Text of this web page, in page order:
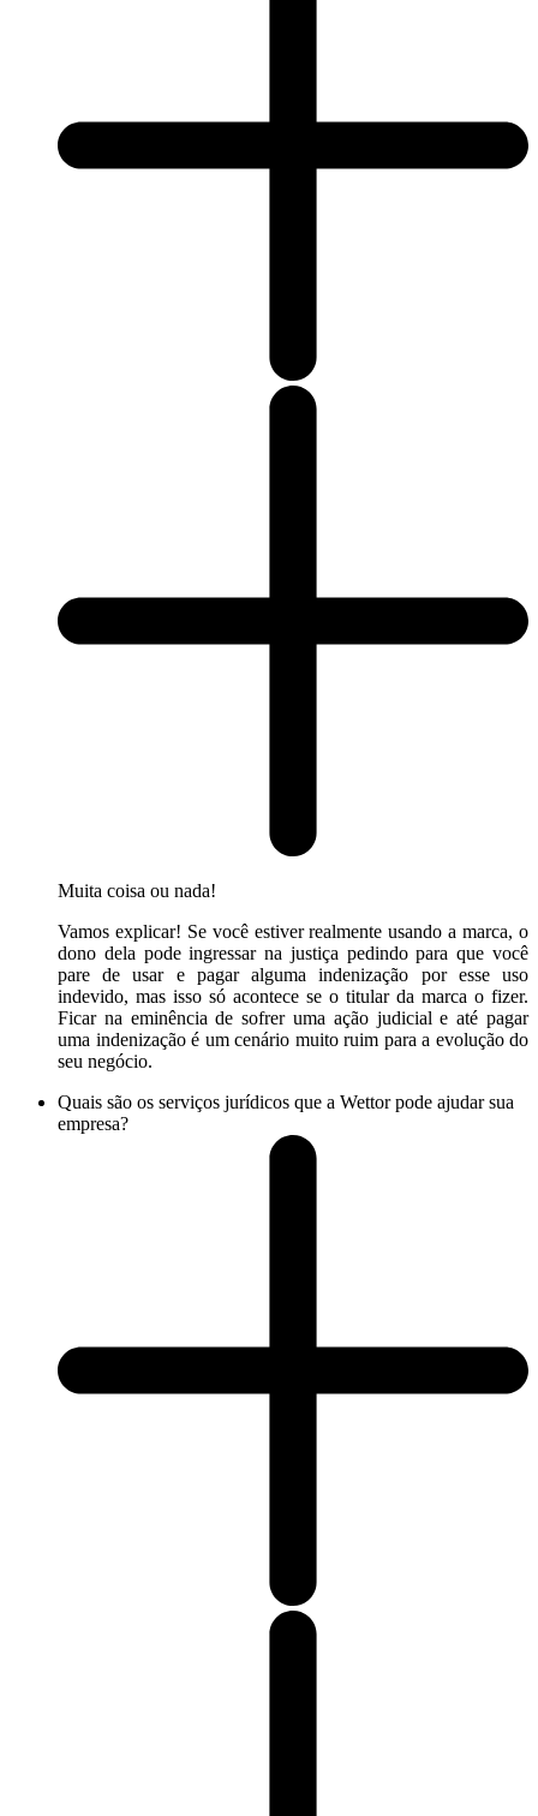
Muita coisa ou nada!
Vamos explicar! Se você estiver realmente usando a marca, o
dono dela pode ingressar na justiça pedindo para que você
pare de usar e pagar alguma indenização por esse uso
indevido, mas isso só acontece se o titular da marca o fizer.
Ficar na eminência de sofrer uma ação judicial e até pagar
uma indenização é um cenário muito ruim para a evolução do
seu negócio.
Quais são os serviços jurídicos que a Wettor pode ajudar sua
empresa?